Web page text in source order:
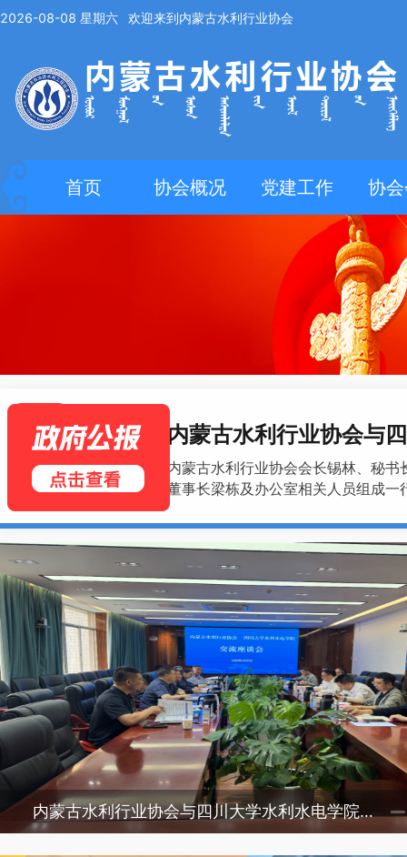
2026-08-08 星期六 欢迎来到内蒙古水利行业协会
首页 协会概况 党建工作 协
内蒙古水利行业协会会长锡林、秘书长于春生亲带领副会长单位以及众多会员单位共同参与在四川成都举行的P20工程管理创新大会（2026）
院关于深入实
内蒙古水利行业协会与
内蒙古水利行业协会会长锡林、秘
董事长梁栋及办公室相关人员组成一
内蒙古水利行业协会与四川大学水利水电学院举行座谈交流